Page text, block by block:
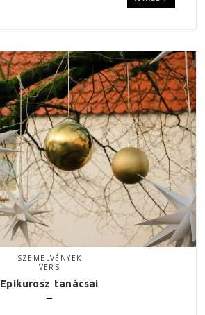
SZEMELVÉNYEK
VERS
Epikurosz tanácsai